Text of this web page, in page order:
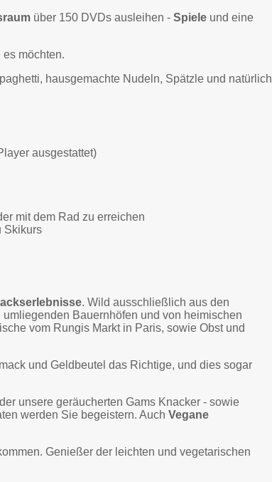
über 150 DVDs ausleihen -Spiele und eine
möchten.
hausgemachte Nudeln, Spätzle und natürlich
ausgestattet)
mit dem Rad zu erreichen
Skikurs
. Wild ausschließlich aus den
Bauernhöfen und von heimischen
vom Rungis Markt in Paris, sowie Obst und
und Geldbeutel das Richtige, und dies sogar
unsere geräucherten Gams Knacker - sowie
werden Sie begeistern. AuchVegane
Genießer der leichten und vege­tarischen